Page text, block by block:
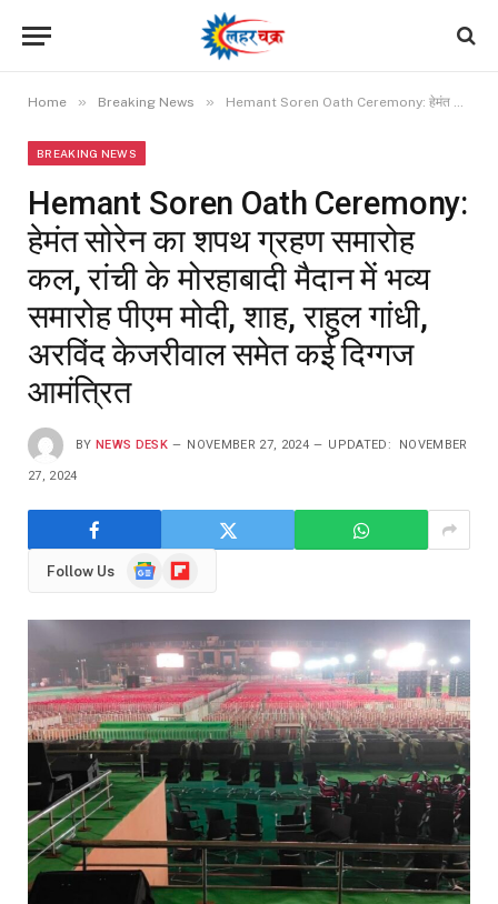
Home » Breaking News » Hemant Soren Oath Ceremony: हेमंत सोरेन का शपथ ग्रहण समारोह कल, रांची के मोरहाबादी मैदान में भव्य समारोह पीएम मोदी, शाह, राहुल गांधी, अरविंद केजरीवाल समेत कई दिग्गज आमंत्रित
BREAKING NEWS
Hemant Soren Oath Ceremony:
हेमंत सोरेन का शपथ ग्रहण समारोह
कल, रांची के मोरहाबादी मैदान में भव्य
समारोह पीएम मोदी, शाह, राहुल गांधी,
अरविंद केजरीवाल समेत कई दिग्गज
आमंत्रित
BY NEWS DESK NOVEMBER 27, 2024 UPDATED: NOVEMBER
27, 2024
Follow Us
GoogleFlipboard